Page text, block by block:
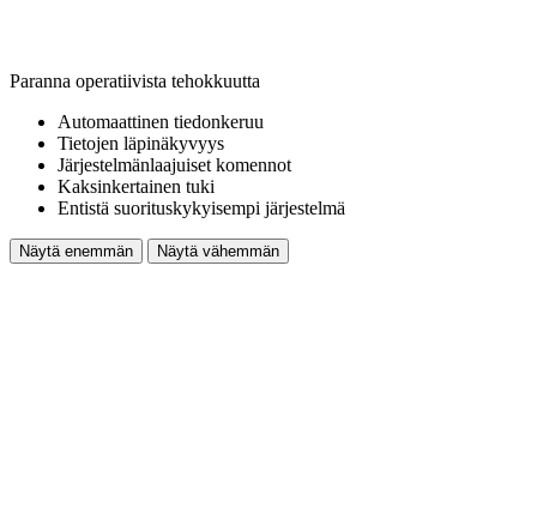
Paranna operatiivista tehokkuutta
Automaattinen tiedonkeruu
Tietojen läpinäkyvyys
Järjestelmänlaajuiset komennot
Kaksinkertainen tuki
Entistä suorituskykyisempi järjestelmä
Näytä enemmän Näytä vähemmän